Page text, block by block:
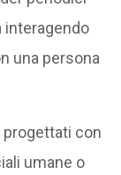
interagendo
una persona
con
umane o